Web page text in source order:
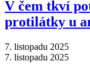
V čem tkví
protilátky u
7. listopadu 2025
7. listopadu 2025